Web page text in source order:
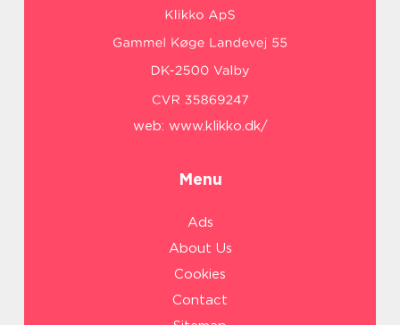
web: www.klikko.dk/
Menu
Ads
About Us
Cookies
Contact
På vores website bruges cookies til at huske dine
indstillinger, statistik og personalisering af indhold og